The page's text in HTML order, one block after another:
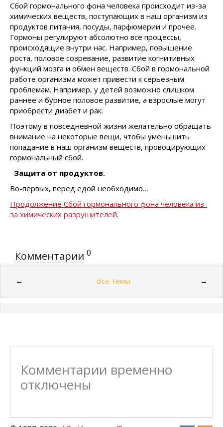
Сбой гормонального фона человека происходит из-за
химических веществ, поступающих в наш организм из
продуктов питания, посуды, парфюмерии и прочее.
Гормоны регулируют абсолютно все процессы,
происходящие внутри нас. Например, повышение
роста, половое созревание, развитие когнитивных
функций мозга и обмен веществ. Сбой в гормональной
работе организма может привести к серьезным
проблемам. Например, у детей возможно слишком
раннее и бурное половое развитие, а взрослые могут
приобрести диабет и рак.
Поэтому в повседневной жизни желательно обращать
внимание на некоторые вещи, чтобы уменьшить
попадание в наш организм веществ, провоцирующих
гормональный сбой.
Защита от продуктов.
Во-первых, перед едой необходимо…
Продолжение Сбой гормонального фона человека из-
за химических разрушителей.
Комментарии 0
← Все темы →
Комментарии временно
отключены